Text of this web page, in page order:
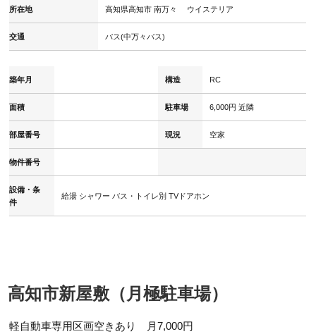
所在地 高知県高知市 南万々 ウイステリア
交通 バス(中万々バス)
築年月 構造 RC
面積 駐車場 6,000円 近隣
部屋番号 現況 空家
物件番号
設備・条
件
給湯 シャワー バス・トイレ別 TVドアホン
高知市新屋敷（月極駐車場）
軽自動車専用区画空きあり 月7,000円